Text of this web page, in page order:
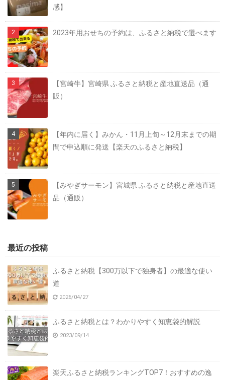
感】
2023年用おせちの予約は、ふるさと納税で選べます
【宮崎牛】宮崎県 ふるさと納税と産地直送品（通
販）
【年内に届く】みかん・11月上旬～12月末までの期
間で申込順に発送【楽天のふるさと納税】
【みやぎサーモン】宮城県 ふるさと納税と産地直送
品（通販）
最近の投稿
ふるさと納税【300万以下で独身者】の最適な使い
道
2026/04/27
ふるさと納税とは？わかりやすく知恵袋的解説
2023/09/14
楽天ふるさと納税ランキングTOP7！おすすめの逸